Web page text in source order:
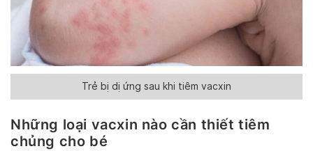
Trẻ bị dị ứng sau khi tiêm vacxin
Những loại vacxin nào cần thiết tiêm
chủng cho bé